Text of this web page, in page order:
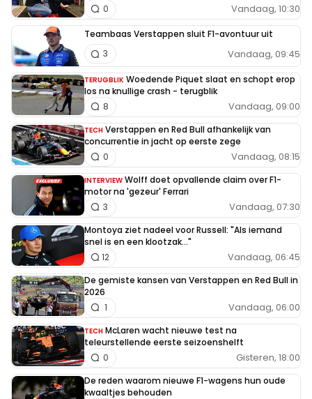
Vandaag, 10:30
0
Teambaas Verstappen sluit F1-avontuur uit
Vandaag, 09:45
3
TERUGBLIK Woedende Piquet slaat en schopt erop
los na knullige crash - terugblik
Vandaag, 09:00
8
TECH Verstappen en Red Bull afhankelijk van
concurrentie in jacht op eerste zege
Vandaag, 08:15
0
INTERVIEW Wolff doet opvallende claim over F1-
motor na 'gezeur' Ferrari
Vandaag, 07:30
3
Montoya ziet nadeel voor Russell: "Als iemand
snel is en een klootzak..."
Vandaag, 06:45
12
De gemiste kansen van Verstappen en Red Bull in
2026
Vandaag, 06:00
1
TECH McLaren wacht nieuwe test na
teleurstellende eerste seizoenshelft
Gisteren, 18:00
0
De reden waarom nieuwe F1-wagens hun oude
kwaaltjes behouden